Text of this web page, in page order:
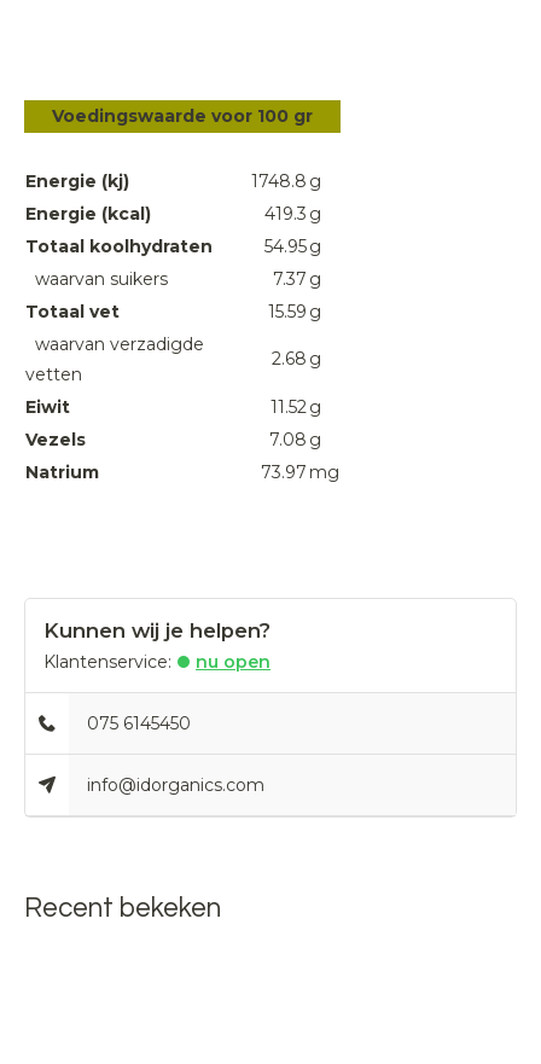
Voedingswaarde voor 100 gr
Energie (kj) 1748.8 g
Energie (kcal)
419.3 g
Totaal koolhydraten
54.95g
waarvan suikers
7.37 g
Totaal vet
15.59 g
waarvan verzadigde
vetten
2.68 g
Eiwit 11.52g
Vezels
7.08 g
Natrium
73.97 mg
Kunnen wij je helpen?
Klantenservice: nu open
075 6145450
info@idorganics.com
Recent bekeken